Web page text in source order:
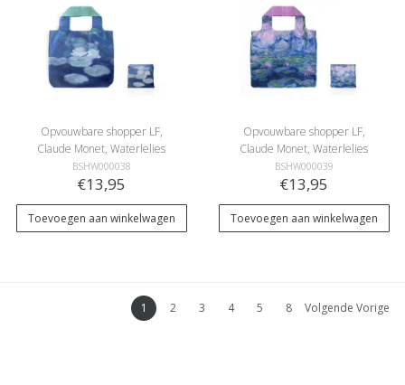
Opvouwbare shopper LF,
Claude Monet, Waterlelies
in avondlicht
BSHW000038
€13,95
Toevoegen aan winkelwagen
Opvouwbare shopper LF,
Claude Monet, Waterlelies
BSHW000039
€13,95
Toevoegen aan winkelwagen
1 2 3 4 5 8 Volgende Vorige